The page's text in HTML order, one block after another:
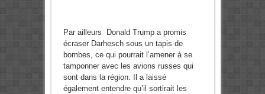
Par ailleurs Donald Trump a promis
écraser Darhesch sous un tapis de
bombes, ce qui pourrait l’amener à se
tamponner avec les avions russes qui
sont dans la région. Il a laissé
également entendre qu’il sortirait les